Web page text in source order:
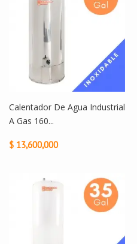
Calentador De Agua Industrial
A Gas 160...
$ 13,600,000